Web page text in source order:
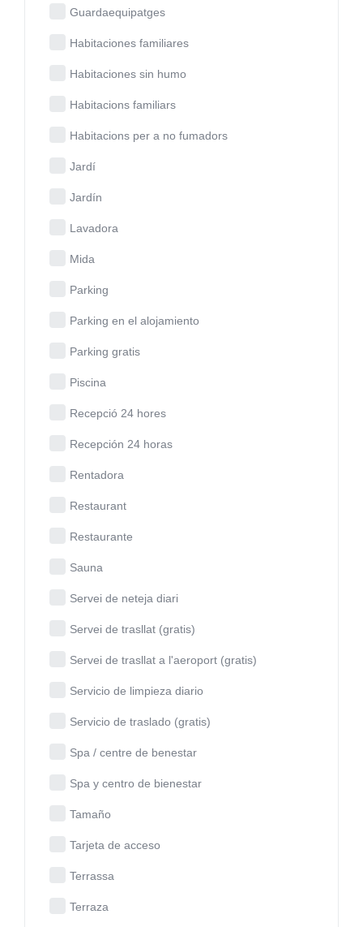
Guardaequipatges
Habitaciones familiares
Habitaciones sin humo
Habitacions familiars
Habitacions per a no fumadors
Jardí
Jardín
Lavadora
Mida
Parking
Parking en el alojamiento
Parking gratis
Piscina
Recepció 24 hores
Recepción 24 horas
Rentadora
Restaurant
Restaurante
Sauna
Servei de neteja diari
Servei de trasllat (gratis)
Servei de trasllat a l'aeroport (gratis)
Servicio de limpieza diario
Servicio de traslado (gratis)
Spa / centre de benestar
Spa y centro de bienestar
Tamaño
Tarjeta de acceso
Terrassa
Terraza